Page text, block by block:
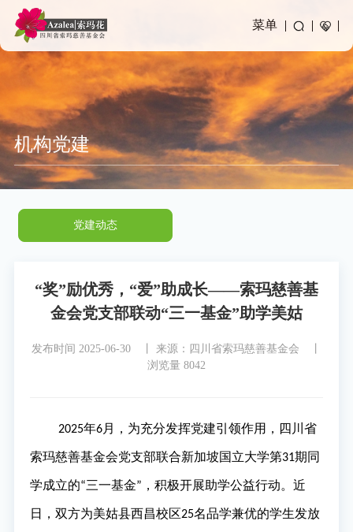
菜单
机构党建
党建动态
“奖”励优秀，“爱”助成长——索玛慈善基
金会党支部联动“三一基金”助学美姑
发布时间 2025-06-30 丨
来源：四川省索玛慈善基金会 丨
浏览量 8042
2025年6月，为充分发挥党建引领作用，四川省
索玛慈善基金会党支部联合新加坡国立大学第31期同
学成立的“三一基金” ，积极开展助学公益行动。近
日，双方为美姑县西昌校区25名品学兼优的学生发放